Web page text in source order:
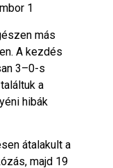
1
más
A kezdés
3–0-s
a
hibák
átalakult a
majd 19